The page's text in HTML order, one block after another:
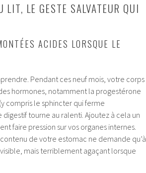
LIT, LE GESTE SALVATEUR QUI
ACIDES LORSQUE LE
Pendant ces neuf mois, votre corps
hormones, notamment la progestérone
compris le sphincter qui ferme
tourne au ralenti. Ajoutez à cela un
faire pression sur vos organes internes.
de votre estomac ne demande qu’à
mais terriblement agaçant lorsque